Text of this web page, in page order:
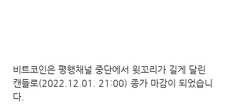
비트코인은 평행채널 중단에서 윗꼬리가 길게 달린
캔들로(2022.12.01. 21:00) 종가 마감이 되었습니
다.